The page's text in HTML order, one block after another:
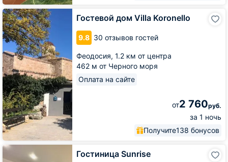
Гостевой дом Villa Koronello
9.8 30 отзывов гостей
Феодосия, 1.2 км от центра
462 м от Черного моря
Оплата на сайте
от2 760руб.
за 1 ночь
Получите138 бонусов
Гостевой
дом
Villa
Koronello
Гостиница Sunrise
Гостиница
Sunrise